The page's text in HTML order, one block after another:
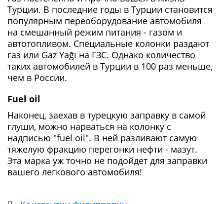
Турции. В последние годы в Турции становится
популярным переоборудование автомобиля
на смешанный режим питания - газом и
автотопливом. Специальные колонки раздают
газ или Gaz Yağı на ГЗС. Однако количество
таких автомобилей в Турции в 100 раз меньше,
чем в России.
Fuel oil
Наконец, заехав в турецкую заправку в самой
глуши, можно нарваться на колонку с
надписью "fuel oil". В ней разливают самую
тяжелую фракцию перегонки нефти - мазут.
Эта марка уж точно не подойдет для заправки
вашего легкового автомобиля!